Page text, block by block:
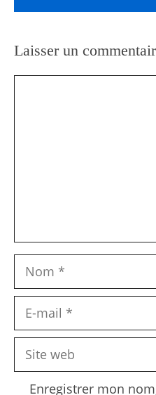
Laisser un
Nom
Site
Enregistrer mon